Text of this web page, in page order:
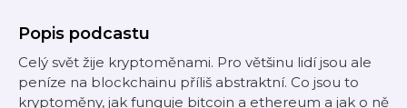
Popis podcastu
Celý svět žije kryptoměnami. Pro většinu lidí jsou ale
peníze na blockchainu příliš abstraktní. Co jsou to
kryptoměny, jak funguje bitcoin a ethereum a jak o ně